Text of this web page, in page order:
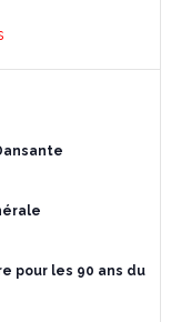
pour les 90 ans du